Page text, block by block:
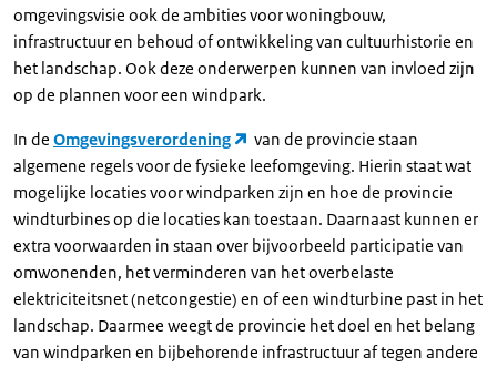
omgevingsvisie ook de ambities voor woningbouw,
infrastructuur en behoud of ontwikkeling van cultuurhistorie en
het landschap. Ook deze onderwerpen kunnen van invloed zijn
op de plannen voor een windpark.
In de Omgevingsverordening
van de provincie staan
algemene regels voor de fysieke leefomgeving. Hierin staat wat
mogelijke locaties voor windparken zijn en hoe de provincie
windturbines op die locaties kan toestaan. Daarnaast kunnen er
extra voorwaarden in staan over bijvoorbeeld participatie van
omwonenden, het verminderen van het overbelaste
elektriciteitsnet (netcongestie) en of een windturbine past in het
landschap. Daarmee weegt de provincie het doel en het belang
van windparken en bijbehorende infrastructuur af tegen andere